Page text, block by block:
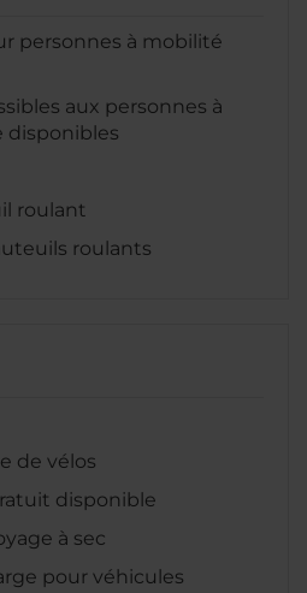
personnes à mobilité
aux personnes à
disponibles
roulant
roulants
de vélos
disponible
à sec
pour véhicules